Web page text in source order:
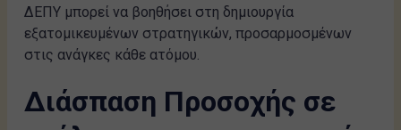
ΔΕΠΥ μπορεί να βοηθήσει στη δημιουργία
εξατομικευμένων στρατηγικών, προσαρμοσμένων
στις ανάγκες κάθε ατόμου.
Διάσπαση Προσοχής σε